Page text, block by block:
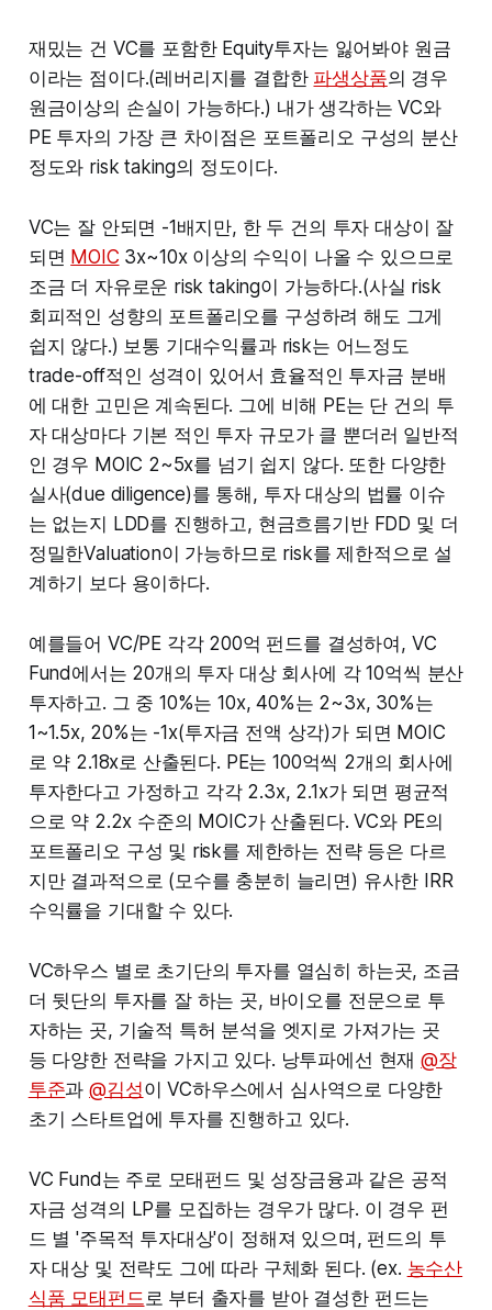
재밌는 건 VC를 포함한 Equity투자는 잃어봐야 원금
이라는 점이다.(레버리지를 결합한 파생상품의 경우
원금이상의 손실이 가능하다.) 내가 생각하는 VC와
PE 투자의 가장 큰 차이점은 포트폴리오 구성의 분산
정도와 risk taking의 정도이다.
VC는 잘 안되면 -1배지만, 한 두 건의 투자 대상이 잘
되면 MOIC 3x~10x 이상의 수익이 나올 수 있으므로
조금 더 자유로운 risk taking이 가능하다.(사실 risk
회피적인 성향의 포트폴리오를 구성하려 해도 그게
쉽지 않다.) 보통 기대수익률과 risk는 어느정도
trade-off적인 성격이 있어서 효율적인 투자금 분배
에 대한 고민은 계속된다. 그에 비해 PE는 단 건의 투
자 대상마다 기본 적인 투자 규모가 클 뿐더러 일반적
인 경우 MOIC 2~5x를 넘기 쉽지 않다. 또한 다양한
실사(due diligence)를 통해, 투자 대상의 법률 이슈
는 없는지 LDD를 진행하고, 현금흐름기반 FDD 및 더
정밀한Valuation이 가능하므로 risk를 제한적으로 설
계하기 보다 용이하다.
예를들어 VC/PE 각각 200억 펀드를 결성하여, VC
Fund에서는 20개의 투자 대상 회사에 각 10억씩 분산
투자하고. 그 중 10%는 10x, 40%는 2~3x, 30%는
1~1.5x, 20%는 -1x(투자금 전액 상각)가 되면 MOIC
로 약 2.18x로 산출된다. PE는 100억씩 2개의 회사에
투자한다고 가정하고 각각 2.3x, 2.1x가 되면 평균적
으로 약 2.2x 수준의 MOIC가 산출된다. VC와 PE의
포트폴리오 구성 및 risk를 제한하는 전략 등은 다르
지만 결과적으로 (모수를 충분히 늘리면) 유사한 IRR
수익률을 기대할 수 있다.
VC하우스 별로 초기단의 투자를 열심히 하는곳, 조금
더 뒷단의 투자를 잘 하는 곳, 바이오를 전문으로 투
자하는 곳, 기술적 특허 분석을 엣지로 가져가는 곳
등 다양한 전략을 가지고 있다. 낭투파에선 현재@장
투준과@김성이 VC하우스에서 심사역으로 다양한
초기 스타트업에 투자를 진행하고 있다.
VC Fund는 주로 모태펀드 및 성장금융과 같은 공적
자금 성격의 LP를 모집하는 경우가 많다. 이 경우 펀
드 별 '주목적 투자대상'이 정해져 있으며, 펀드의 투
자 대상 및 전략도 그에 따라 구체화 된다. (ex. 농수산
식품 모태펀드 로 부터 출자를 받아 결성한 펀드는